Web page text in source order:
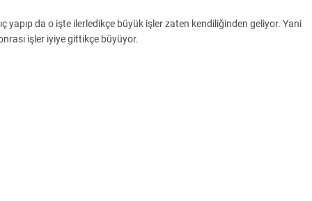
yapıp da o işte ilerledikçe büyük işler zaten kendiliğinden geliyor. Yani
işler iyiye gittikçe büyüyor.